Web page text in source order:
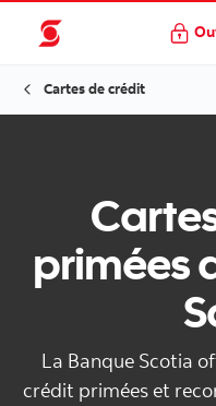
Cartes de crédit
primées
La Banque Scotia
crédit primées et